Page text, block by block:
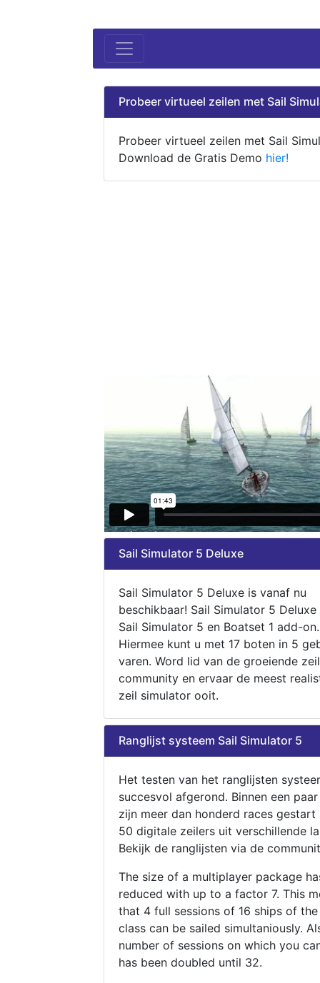
Probeer virtueel zeilen met Sail
Probeer virtueel zeilen met Sail
Download de Gratis Demo hier!
Sail Simulator 5 Deluxe
Sail Simulator 5 Deluxe is vanaf nu
beschikbaar! Sail Simulator 5
Sail Simulator 5 en Boatset 1 add-on.
Hiermee kunt u met 17 boten in 5
varen. Word lid van de groeiende zeil
community en ervaar de meest
zeil simulator ooit.
Ranglijst systeem Sail Simulator 5
Het testen van het ranglijsten
succesvol afgerond. Binnen een
zijn meer dan honderd races gestart
50 digitale zeilers uit verschillende
Bekijk de ranglijsten via de
The size of a multiplayer package
reduced with up to a factor 7. This
that 4 full sessions of 16 ships of
class can be sailed simultaniously.
number of sessions on which you
has been doubled until 32.